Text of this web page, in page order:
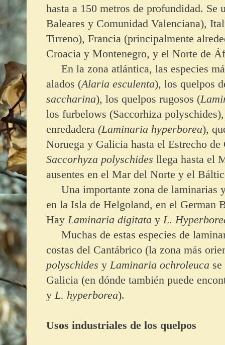
hasta a 150 metros de profundidad. Se
Baleares y Comunidad Valenciana),
Tirreno), Francia (principalmente
Croacia y Montenegro, y el Norte de
En la zona atlántica, las especies
alados (Alaria esculenta), los quelpos
saccharina), los quelpos rugosos (
los furbelows (Saccorhiza
enredadera(Laminaria hyperborea),
Noruega y Galicia hasta el Estrecho
Saccorhyza polyschides llega hasta el
ausentes en el Mar del Norte y el
Una importante zona de laminarias
en la Isla de Helgoland, en el German
Hay Laminaria digitata y L.
Muchas de estas especies de
costas del Cantábrico (la zona más
polyschides y Laminaria ochroleuca
Galicia (en dónde también puede
y L. hyperborea).
Usos industriales de los quelpos